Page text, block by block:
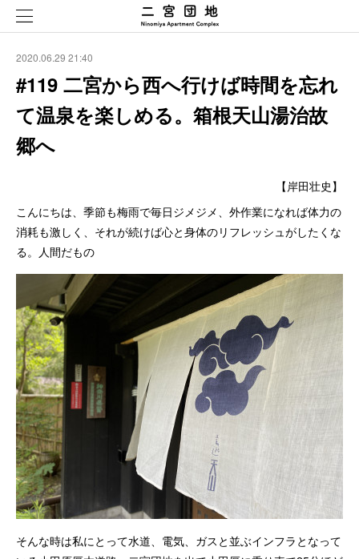
2020.06.29 21:40
#119 二宮から西へ行けば時間を忘れ
て温泉を楽しめる。箱根天山湯治故
郷へ
【岸田壮史】
こんにちは、季節も梅雨で毎日ジメジメ、外作業になれば体力の
消耗も激しく、それが続けば心と身体のリフレッシュがしたくな
る。人間だもの
そんな時は私にとって水道、電気、ガスと並ぶインフラとなって